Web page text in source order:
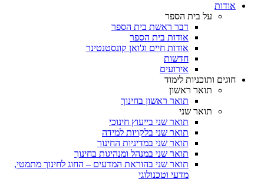
אודות
על בית הספר
דבר ראשת בית הספר
אודות בית הספר
אודות חיים וג'ואן קונסטנטינר
חדשות
אירועים
חוגים ותוכניות לימוד
תואר ראשון
תואר ראשון בחינוך
תואר שני
תואר שני בייעוץ חינוכי
תואר שני בלקויות למידה
תואר שני במדיניות החינוך
תואר שני במנהל ומנהיגות בחינוך
תואר שני בהוראת המדעים – החוג לחינוך מתמטי,
מדעי וטכנולוגי